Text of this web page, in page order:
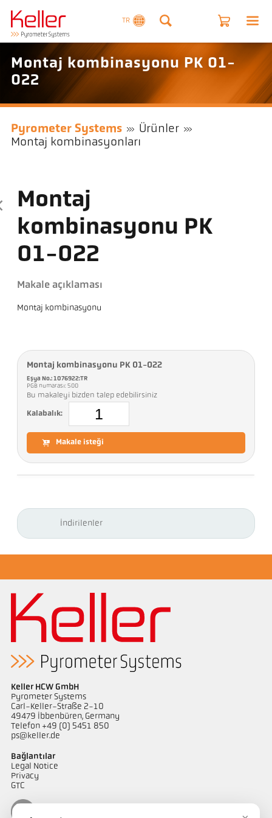
TR
Montaj kombinasyonu PK 01-
022
Pyrometer Systems
Ürünler
Montaj kombinasyonları
Montaj
kombinasyonu PK
01-022
Makale açıklaması
Montaj kombinasyonu
Montaj kombinasyonu PK 01-022
Eşya No.: 1076922:TR
PGB numarası: 500
Bu makaleyi bizden talep edebilirsiniz
Kalabalık:
Makale isteği
İndirilenler
Keller HCW GmbH
Pyrometer Systems
Carl-Keller-Straße 2-10
49479 Ibbenbüren, Germany
Telefon +49 (0) 5451 850
ps@keller.de
Bağlantılar
Legal Notice
Privacy
GTC